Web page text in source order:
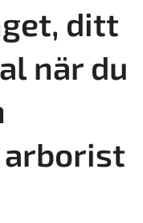
ditt
när du